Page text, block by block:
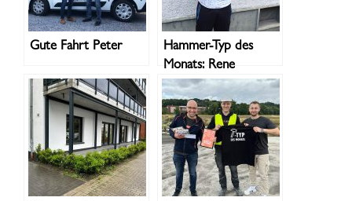
Gute Fahrt Peter
Hammer-Typ des
Monats: Rene